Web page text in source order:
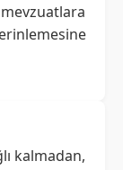
kalmadan,